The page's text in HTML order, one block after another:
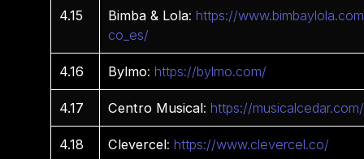
4.15 Bimba & Lola:https://
co_es/
4.16 Bylmo:https://bylmo.com/
4.17 Centro Musical:https://musicalcedar.com/
4.18 Clevercel:https://www.clevercel.co/